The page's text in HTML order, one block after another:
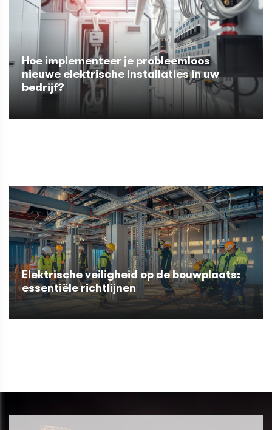
Hoe implementeer je probleemloos
nieuwe elektrische installaties in uw
bedrijf?
Elektrische veiligheid op de bouwplaats:
essentiële richtlijnen